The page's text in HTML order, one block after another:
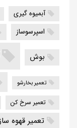
آبمیوه گیری
اسپرسوساز
بوش
تعمیر بخارشو
تعمیر سرخ کن
تعمیر قهوه